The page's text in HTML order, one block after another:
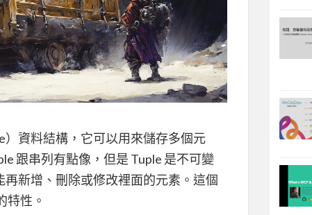
）資料結構，它可以用來儲存多個元
跟串列有點像，但是 Tuple 是不可變
新增、刪除或修改裡面的元素。這個
特性。